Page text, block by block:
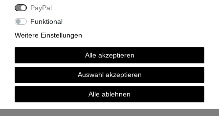
1 2
PayPal
Funktional
Weitere Einstellungen
Alle akzeptieren
Auswahl akzeptieren
Alle ablehnen